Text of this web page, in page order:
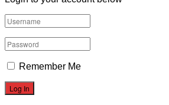
Remember Me